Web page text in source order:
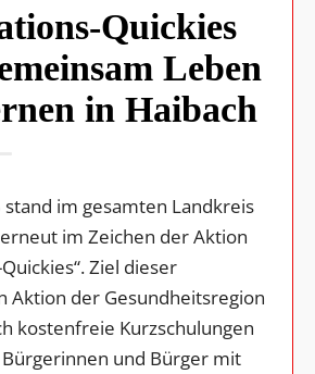
Quickies
Leben
in Haibach
stand im gesamten Landkreis
im Zeichen der Aktion
Ziel dieser
Aktion der Gesundheitsregion
kostenfreie Kurzschulungen
und Bürger mit